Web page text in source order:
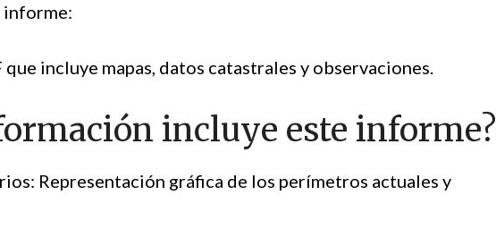
informe:
que incluye mapas, datos catastrales y observaciones.
incluye este informe?
Representación gráfica de los perímetros actuales y